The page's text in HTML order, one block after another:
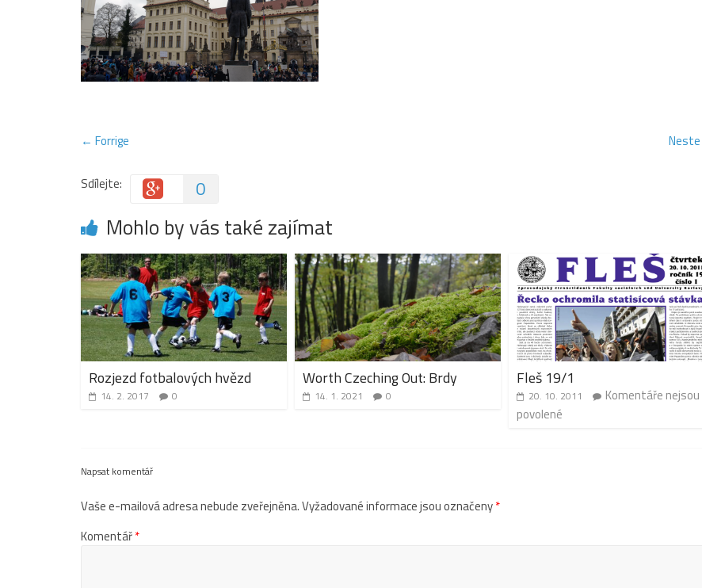
← Forrige
Sdílejte: 0
Mohlo by vás také zajímat
Rozjezd fotbalových hvězd
14. 2. 2017 0
Worth Czeching Out: Brdy
14. 1. 2021 0
Fleš 19/1
20. 10. 2011
Komentáře nejsou
povolené
Napsat komentář
Vaše e-mailová adresa nebude zveřejněna.Vyžadované informace jsou označeny*
Komentář*